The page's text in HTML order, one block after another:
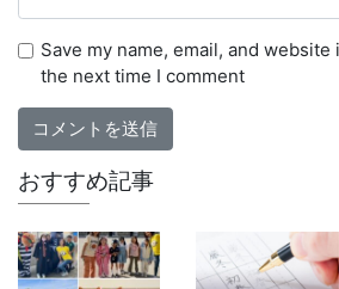
Save my name, email, and
the next time I comment
おすすめ記事